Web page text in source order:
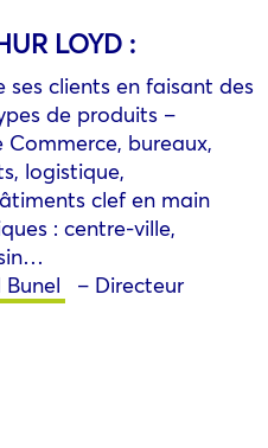
LOYD :
clients en faisant des
de produits –
Commerce, bureaux,
logistique,
clef en main
: centre-ville,
– Directeur